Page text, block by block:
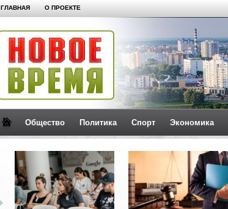
ГЛАВНАЯ О ПРОЕКТЕ
Общество Политика Спорт Экономика